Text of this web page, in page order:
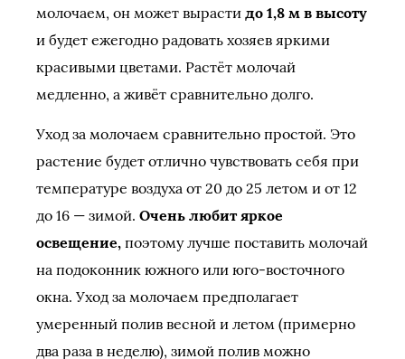
молочаем, он может вырасти до 1,8 м в высоту
и будет ежегодно радовать хозяев яркими
красивыми цветами. Растёт молочай
медленно, а живёт сравнительно долго.
Уход за молочаем сравнительно простой. Это
растение будет отлично чувствовать себя при
температуре воздуха от 20 до 25 летом и от 12
до 16 — зимой. Очень любит яркое
освещение, поэтому лучше поставить молочай
на подоконник южного или юго-восточного
окна. Уход за молочаем предполагает
умеренный полив весной и летом (примерно
два раза в неделю), зимой полив можно